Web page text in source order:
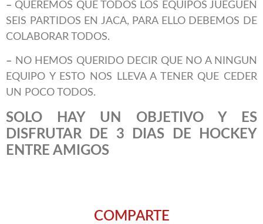
– QUEREMOS QUE TODOS LOS EQUIPOS JUEGUEN
SEIS PARTIDOS EN JACA, PARA ELLO DEBEMOS DE
COLABORAR TODOS.
– NO HEMOS QUERIDO DECIR QUE NO A NINGUN
EQUIPO Y ESTO NOS LLEVA A TENER QUE CEDER
UN POCO TODOS.
SOLO HAY UN OBJETIVO Y ES
DISFRUTAR DE 3 DIAS DE HOCKEY
ENTRE AMIGOS
COMPARTE